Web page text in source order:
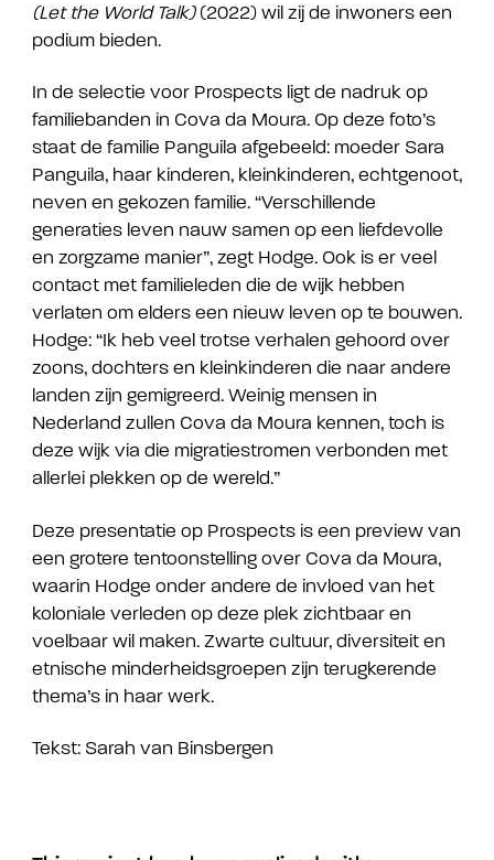
(Let the World Talk)(2022) wil zij de inwoners een
podium bieden.
In de selectie voor Prospects ligt de nadruk op
familiebanden in Cova da Moura. Op deze foto’s
staat de familie Panguila afgebeeld: moeder Sara
Panguila, haar kinderen, kleinkinderen, echtgenoot,
neven en gekozen familie. “Verschillende
generaties leven nauw samen op een liefdevolle
en zorgzame manier”, zegt Hodge. Ook is er veel
contact met familieleden die de wijk hebben
verlaten om elders een nieuw leven op te bouwen.
Hodge: “Ik heb veel trotse verhalen gehoord over
zoons, dochters en kleinkinderen die naar andere
landen zijn gemigreerd. Weinig mensen in
Nederland zullen Cova da Moura kennen, toch is
deze wijk via die migratiestromen verbonden met
allerlei plekken op de wereld.”
Deze presentatie op Prospects is een preview van
een grotere tentoonstelling over Cova da Moura,
waarin Hodge onder andere de invloed van het
koloniale verleden op deze plek zichtbaar en
voelbaar wil maken. Zwarte cultuur, diversiteit en
etnische minderheidsgroepen zijn terugkerende
thema’s in haar werk.
Tekst: Sarah van Binsbergen